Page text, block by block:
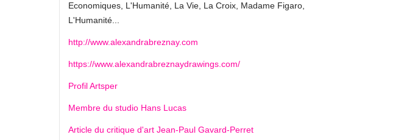
Economiques, L'Humanité, La Vie, La Croix, Madame Figaro,
L'Humanité...
http://www.alexandrabreznay.com
https://www.alexandrabreznaydrawings.com/
Profil Artsper
Membre du studio Hans Lucas
Article du critique d'art Jean-Paul Gavard-Perret